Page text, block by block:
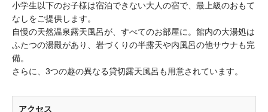
小学生以下のお子様は宿泊できない大人の宿で、最上級のおもて
なしをご提供します。
自慢の天然温泉露天風呂が、すべてのお部屋に。館内の大湯処は
ふたつの湯殿があり、岩づくりの半露天や内風呂の他サウナも完
備。
さらに、3つの趣の異なる貸切露天風呂も用意されています。
アクセス